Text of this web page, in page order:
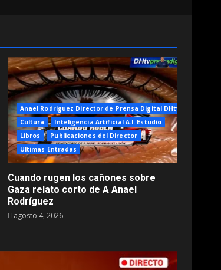
Anael Rodriguez Director de Prensa Digital DHtv
Cultura
Inteligencia Artificial A.I. Estudio
Libros
Publicaciones del Director
Ultimas Entradas
Cuando rugen los cañones sobre
Gaza relato corto de A Anael
Rodríguez
agosto 4, 2026